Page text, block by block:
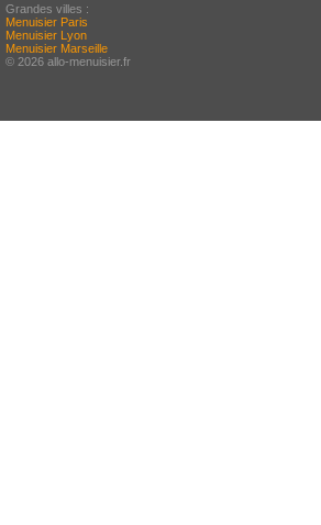
Grandes villes :
Menuisier Paris
Menuisier Lyon
Menuisier Marseille
© 2026 allo-menuisier.fr